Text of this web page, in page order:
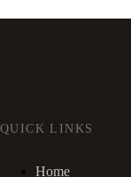
QUICK LINKS
Home